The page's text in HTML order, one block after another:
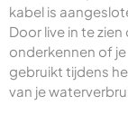
kabel is
Door live in te
onderkennen of
gebruikt tijdens
van je